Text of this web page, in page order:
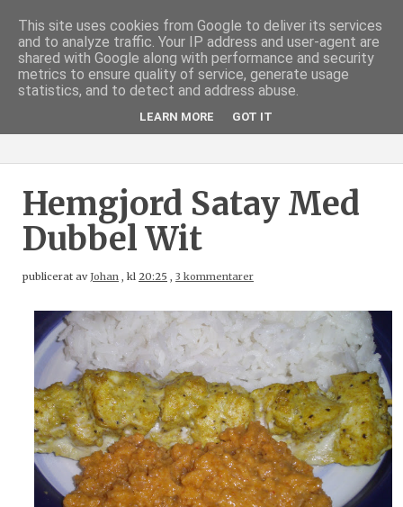
Hemgjord Satay Med
Dubbel Wit
publicerat avJohan , kl 20:25 , 3 kommentarer
This site uses cookies from Google to deliver its services
and to analyze traffic. Your IP address and user-agent are
shared with Google along with performance and security
metrics to ensure quality of service, generate usage
statistics, and to detect and address abuse.
LEARN MORE GOT IT